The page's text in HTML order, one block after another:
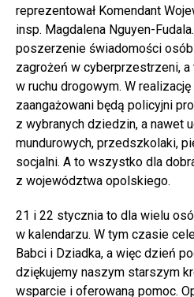
reprezentował Komendant
insp. Magdalena Nguyen-
poszerzenie świadomości
zagrożeń w cyberprzestrzeni,
w ruchu drogowym. W
zaangażowani będą policyjni
z wybranych dziedzin, a nawet
mundurowych, przedszkolaki,
socjalni. A to wszystko dla
z województwa opolskiego.
21 i 22 stycznia to dla wielu
w kalendarzu. W tym czasie
Babci i Dziadka, a więc dzień
dziękujemy naszym starszym
wsparcie i oferowaną pomoc.